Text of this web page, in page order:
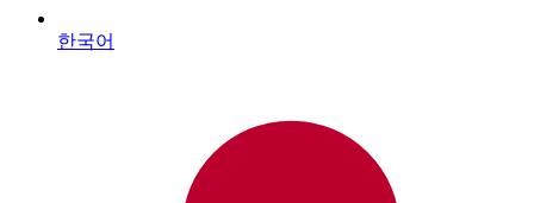
한국어